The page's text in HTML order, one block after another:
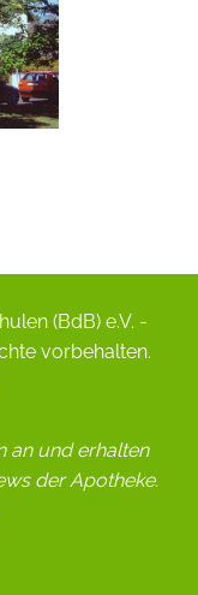
(BdB) e.V. -
vorbehalten.
an und erhalten
der Apotheke.